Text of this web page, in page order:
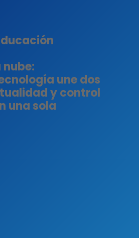
nube:
une dos
y control
una sola